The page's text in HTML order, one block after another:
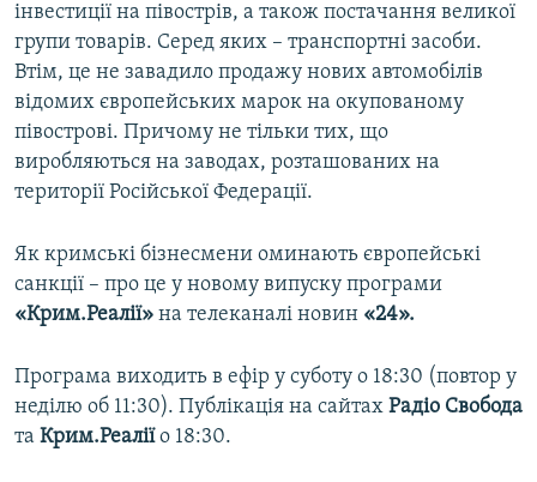
інвестиції на півострів, а також постачання великої
групи товарів. Серед яких – транспортні засоби.
Втім, це не завадило продажу нових автомобілів
відомих європейських марок на окупованому
півострові. Причому не тільки тих, що
виробляються на заводах, розташованих на
території Російської Федерації.
Як кримські бізнесмени оминають європейські
санкції – про це у новому випуску програми
«Крим.Реалії» на телеканалі новин «24».
Програма виходить в ефір у суботу о 18:30 (повтор у
неділю об 11:30). Публікація на сайтах Радіо Свобода
та Крим.Реаліїо 18:30.